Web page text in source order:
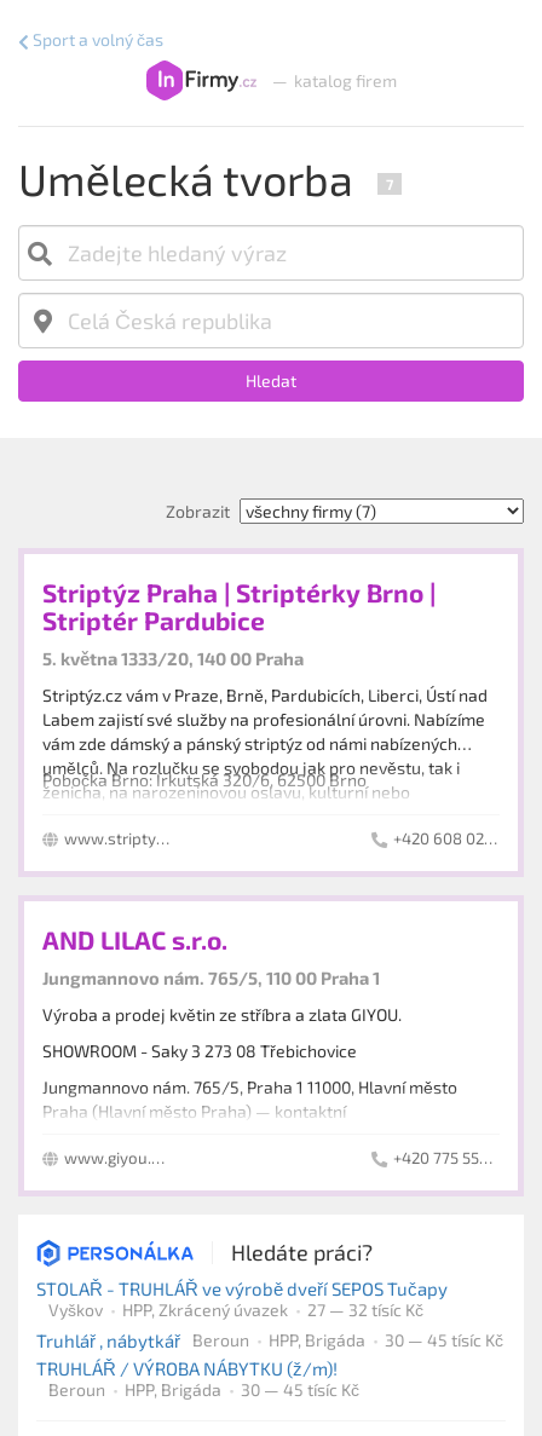
— katalog firem
Sport a volný čas
Umělecká tvorba 7
Hledat
Zobrazit
Striptýz Praha | Striptérky Brno |
Striptér Pardubice
5. května 1333/20, 140 00 Praha
Striptýz.cz vám v Praze, Brně, Pardubicích, Liberci, Ústí nad
Labem zajistí své služby na profesionální úrovni. Nabízíme
vám zde dámský a pánský striptýz od námi nabízených
umělců. Na rozlučku se svobodou jak pro nevěstu, tak i
ženicha, na narozeninovou oslavu, kulturní nebo
show: kontaktní striptýz, striptýz s vibrátorem, hostesky
Pobočka Brno: Irkutská 320/6, 62500 Brno
www.striptyz.cz +420 608 027 372
AND LILAC s.r.o.
Jungmannovo nám. 765/5, 110 00 Praha 1
Výroba a prodej květin ze stříbra a zlata GIYOU.
SHOWROOM - Saky 3 273 08 Třebichovice
Jungmannovo nám. 765/5, Praha 1 11000, Hlavní město
Praha (Hlavní město Praha) — kontaktní
www.giyou.cz/ +420 775 555 531
Hledáte práci?
STOLAŘ - TRUHLÁŘ ve výrobě dveří SEPOS Tučapy
Vyškov HPP, Zkrácený úvazek 27 — 32 tísíc Kč
Truhlář , nábytkář Beroun HPP, Brigáda 30 — 45 tísíc Kč
TRUHLÁŘ / VÝROBA NÁBYTKU (ž/m)!
Beroun HPP, Brigáda 30 — 45 tísíc Kč